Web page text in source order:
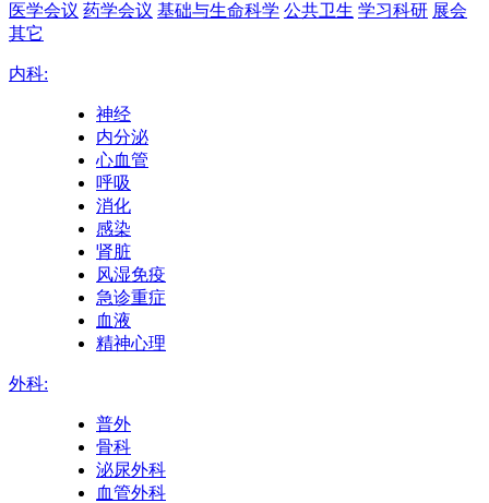
医学会议 药学会议 基础与生命科学 公共卫生 学习科研 展会
其它
内科:
神经
内分泌
心血管
呼吸
消化
感染
肾脏
风湿免疫
急诊重症
血液
精神心理
外科:
普外
骨科
泌尿外科
血管外科